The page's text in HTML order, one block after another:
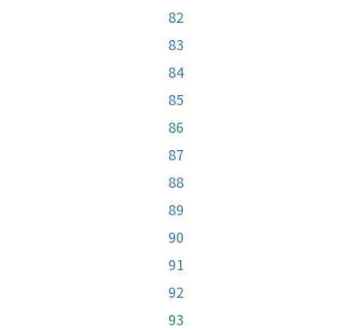
82
83
84
85
86
87
88
89
90
91
92
93